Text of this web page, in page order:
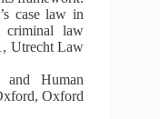
case law in
criminal law
Utrecht Law
Human
Oxford